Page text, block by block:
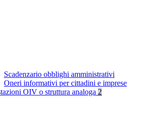
Scadenzario obblighi amministrativi
Oneri informativi per cittadini e imprese
OIV o struttura analoga 2